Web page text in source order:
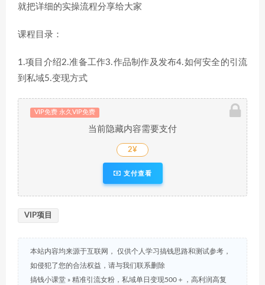
就把详细的实操流程分享给大家
课程目录：
1.项目介绍2.准备工作3.作品制作及发布4.如何安全的引流
到私域5.变现方式
VIP免费 永久VIP免费
当前隐藏内容需要支付
2¥
支付查看
VIP项目
本站内容均来源于互联网， 仅供个人学习搞钱思路和测试参考，
如侵犯了您的合法权益，请与我们联系删除
搞钱小课堂 » 精准引流女粉，私域单日变现500＋，高利润高复